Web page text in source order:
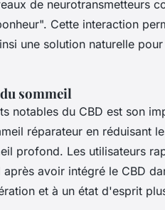
de neurotransmetteurs
Cette interaction
une solution naturelle
sommeil
notables du CBD est son
réparateur en réduisant
profond. Les utilisateurs
avoir intégré le CBD
et à un état d'esprit